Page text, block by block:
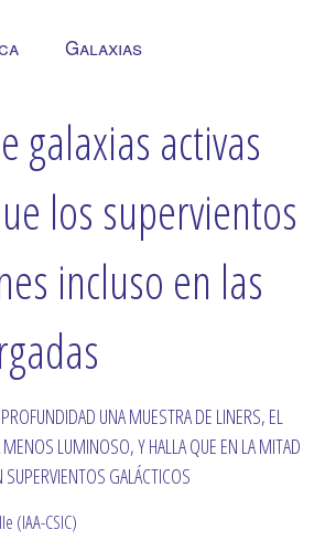
Galaxias
galaxias activas
los supervientos
incluso en las
UNA MUESTRA DE LINERS, EL
MENOS LUMINOSO, Y HALLA QUE EN LA MITAD
GALÁCTICOS
(IAA-CSIC)